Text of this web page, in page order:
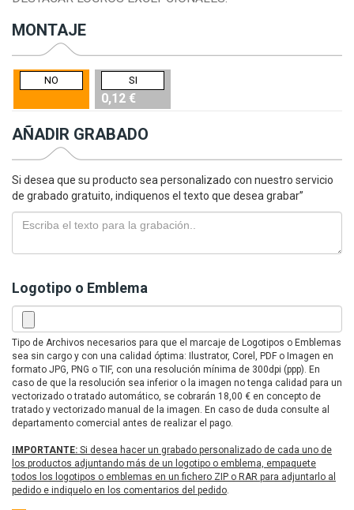
MONTAJE
NO SI
0,12 €
AÑADIR GRABADO
Si desea que su producto sea personalizado con nuestro servicio
de grabado gratuito, indiquenos el texto que desea grabar”
Logotipo o Emblema
Tipo de Archivos necesarios para que el marcaje de Logotipos o Emblemas
sea sin cargo y con una calidad óptima: Ilustrator, Corel, PDF o Imagen en
formato JPG, PNG o TIF, con una resolución mínima de 300dpi (ppp). En
caso de que la resolución sea inferior o la imagen no tenga calidad para un
vectorizado o tratado automático, se cobrarán 18,00 € en concepto de
tratado y vectorizado manual de la imagen. En caso de duda consulte al
departamento comercial antes de realizar el pago.
IMPORTANTE: Si desea hacer un grabado personalizado de cada uno de
los productos adjuntando más de un logotipo o emblema, empaquete
todos los logotipos o emblemas en un fichero ZIP o RAR para adjuntarlo al
pedido e indiquelo en los comentarios del pedido.